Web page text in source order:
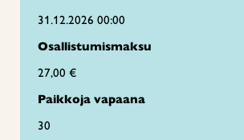
31.12.2026 00:00
Osallistumismaksu
27,00 €
Paikkoja vapaana
30